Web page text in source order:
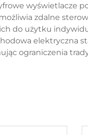
wyświetlacze
zdalne
do użytku
elektryczna
ograniczenia